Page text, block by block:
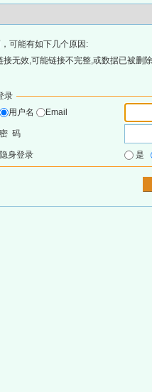
可能有如下几个原因:
无效,可能链接不完整,或数据已被删
录
用户名
Email
密 码
隐身登录 是